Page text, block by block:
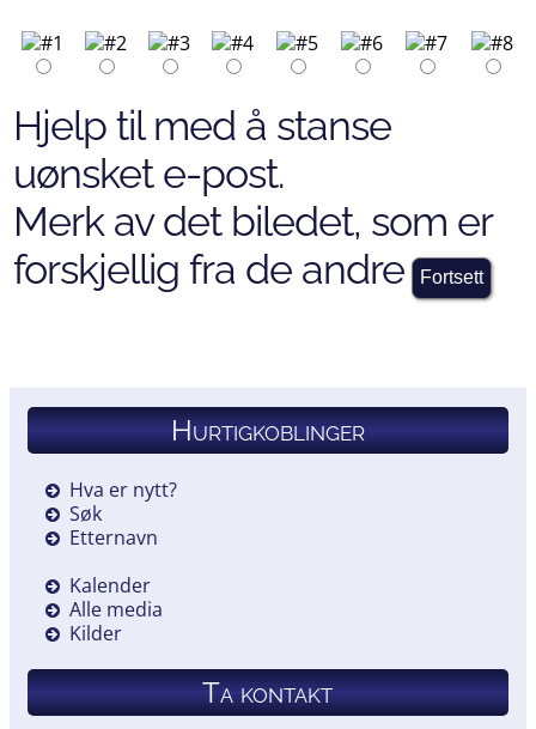
Hjelp til med å stanse
uønsket e-post.
Merk av det biledet, som er
forskjellig fra de andre
Hurtigkoblinger
Hva er nytt?
Søk
Etternavn
Kalender
Alle media
Kilder
Ta kontakt